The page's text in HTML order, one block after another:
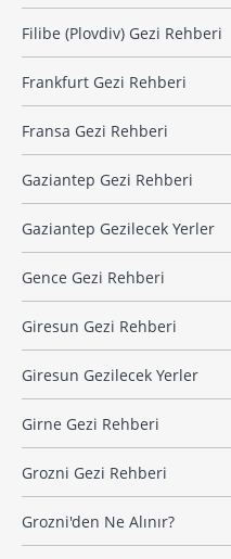
Filibe (Plovdiv) Gezi Rehberi
Frankfurt Gezi Rehberi
Fransa Gezi Rehberi
Gaziantep Gezi Rehberi
Gaziantep Gezilecek Yerler
Gence Gezi Rehberi
Giresun Gezi Rehberi
Giresun Gezilecek Yerler
Girne Gezi Rehberi
Grozni Gezi Rehberi
Grozni'den Ne Alınır?